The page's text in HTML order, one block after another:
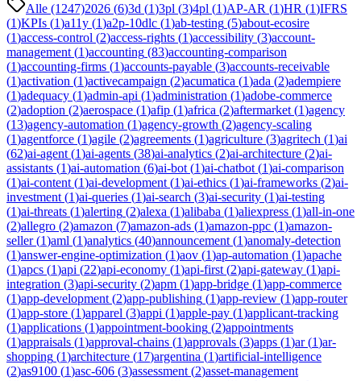
Alle (1247)2026 (6)3d (1)3pl (3)4pl (1)AP-AR (1)HR (1)IFRS
(1)KPIs (1)a11y (1)a2p-10dlc (1)ab-testing (5)about-ecosire
(1)access-control (2)access-rights (1)accessibility (3)account-
management (1)accounting (83)accounting-comparison
(1)accounting-firms (1)accounts-payable (3)accounts-receivable
(1)activation (1)activecampaign (2)acumatica (1)ada (2)adempiere
(1)adequacy (1)admin-api (1)administration (1)adobe-commerce
(2)adoption (2)aerospace (1)afip (1)africa (2)aftermarket (1)agency
(13)agency-automation (1)agency-growth (2)agency-scaling
(1)agentforce (1)agile (2)agreements (1)agriculture (3)agritech (1)ai
(62)ai-agent (1)ai-agents (38)ai-analytics (2)ai-architecture (2)ai-
assistants (1)ai-automation (6)ai-bot (1)ai-chatbot (1)ai-comparison
(1)ai-content (1)ai-development (1)ai-ethics (1)ai-frameworks (2)ai-
investment (1)ai-queries (1)ai-search (3)ai-security (1)ai-testing
(1)ai-threats (1)alerting (2)alexa (1)alibaba (1)aliexpress (1)all-in-one
(2)allegro (2)amazon (7)amazon-ads (1)amazon-ppc (1)amazon-
seller(1)aml (1)analytics (40)announcement (1)anomaly-detection
(1)answer-engine-optimization (1)aov (1)ap-automation (1)apache
(1)apcs (1)api (22)api-economy (1)api-first (2)api-gateway (1)api-
integration (3)api-security (2)apm (1)app-bridge (1)app-commerce
(1)app-development (2)app-publishing (1)app-review (1)app-router
(1)app-store (1)apparel (3)appi (1)apple-pay (1)applicant-tracking
(1)applications (1)appointment-booking (2)appointments
(1)appraisals (1)approval-chains (1)approvals (3)apps (1)ar(1)ar-
shopping (1)architecture (17)argentina (1)artificial-intelligence
(2)as9100 (1)asc-606 (3)assessment (2)asset-management